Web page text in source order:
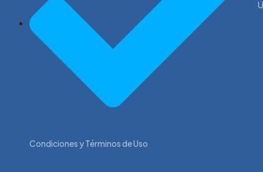
Condiciones y Términos de Uso